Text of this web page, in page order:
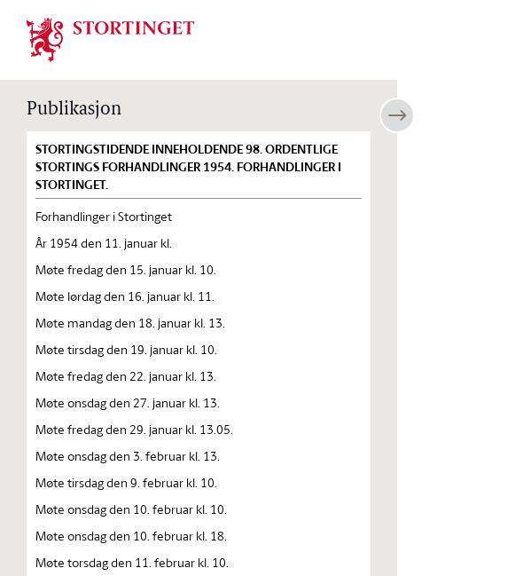
Stortinget.no
Publikasjon
STORTINGSTIDENDE INNEHOLDENDE 98. ORDENTLIGE
STORTINGS FORHANDLINGER 1954. FORHANDLINGER I
STORTINGET.
Forhandlinger i Stortinget
År 1954 den 11. januar kl.
Møte fredag den 15. januar kl. 10.
Møte lørdag den 16. januar kl. 11.
Møte mandag den 18. januar kl. 13.
Møte tirsdag den 19. januar kl. 10.
Møte fredag den 22. januar kl. 13.
Møte onsdag den 27. januar kl. 13.
Møte fredag den 29. januar kl. 13.05.
Møte onsdag den 3. februar kl. 13.
Møte tirsdag den 9. februar kl. 10.
Møte onsdag den 10. februar kl. 10.
Møte onsdag den 10. februar kl. 18.
Møte torsdag den 11. februar kl. 10.